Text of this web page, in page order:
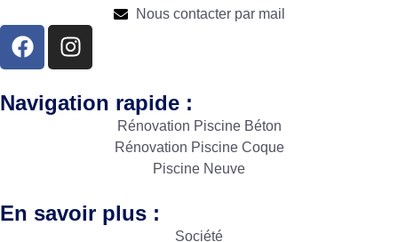
Nous contacter par mail
Navigation rapide :
Rénovation Piscine Béton
Rénovation Piscine Coque
Piscine Neuve
En savoir plus :
Société